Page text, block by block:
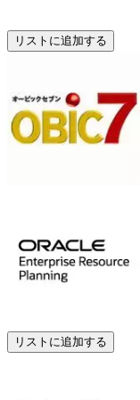
リストに追加する
リストに追加する